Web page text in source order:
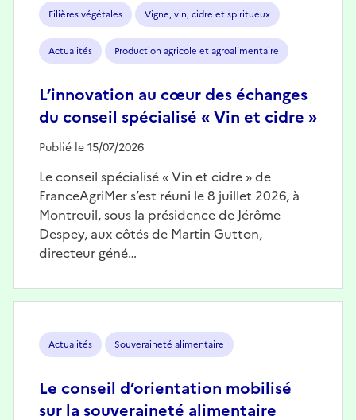
Filières végétales Vigne, vin, cidre et spiritueux
Actualités Production agricole et agroalimentaire
L’innovation au cœur des échanges
du conseil spécialisé « Vin et cidre »
Publié le 15/07/2026
Le conseil spécialisé « Vin et cidre » de
FranceAgriMer s’est réuni le 8 juillet 2026, à
Montreuil, sous la présidence de Jérôme
Despey, aux côtés de Martin Gutton,
directeur géné…
Actualités Souveraineté alimentaire
Le conseil d’orientation mobilisé
sur la souveraineté alimentaire